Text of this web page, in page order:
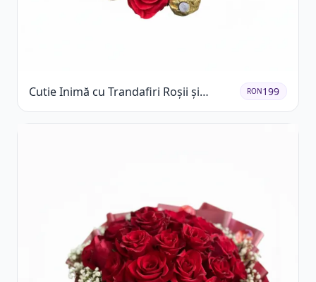
Cutie Inimă cu Trandafiri Roșii și
Ferrero Rocher
RON199